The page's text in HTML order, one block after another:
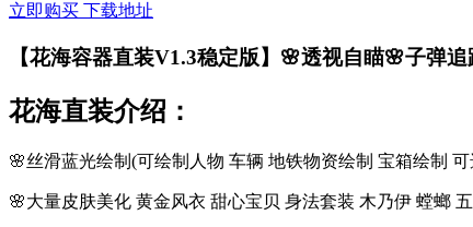
立即购买 下载地址
【花海容器直装V1.3稳定版】🌸透视自瞄🌸子弹
花海直装介绍：
🌸丝滑蓝光绘制(可绘制人物 车辆 地铁物资绘制 宝箱绘制
🌸大量皮肤美化 黄金风衣 甜心宝贝 身法套装 木乃伊 螳螂